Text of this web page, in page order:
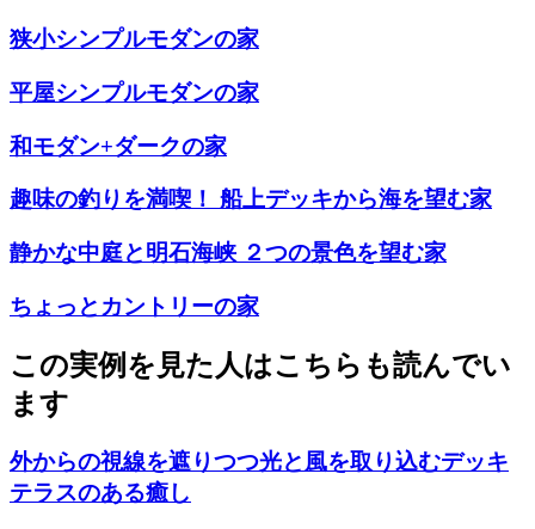
狭小シンプルモダンの家
平屋シンプルモダンの家
和モダン+ダークの家
趣味の釣りを満喫！ 船上デッキから海を望む家
静かな中庭と明石海峡 ２つの景色を望む家
ちょっとカントリーの家
この実例を見た人はこちらも読んでい
ます
外からの視線を遮りつつ光と風を取り込むデッキ
テラスのある癒し